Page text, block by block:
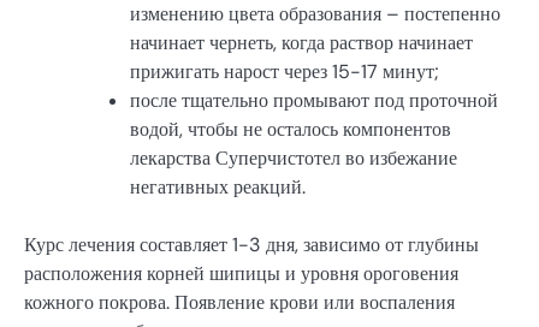
изменению цвета образования – постепенно
начинает чернеть, когда раствор начинает
прижигать нарост через 15-17 минут;
после тщательно промывают под проточной
водой, чтобы не осталось компонентов
лекарства Суперчистотел во избежание
негативных реакций.
Курс лечения составляет 1-3 дня, зависимо от глубины
расположения корней шипицы и уровня ороговения
кожного покрова. Появление крови или воспаления